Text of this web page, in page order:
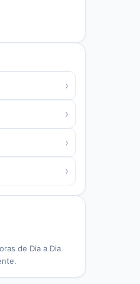
›
›
›
›
de Dia a Dia